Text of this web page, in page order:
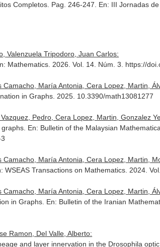
Completos. Pag. 246-247. En: III Jornadas
Valenzuela Tripodoro, Juan Carlos:
Mathematics . 2026. Vol. 14. Núm. 3. https://
María Antonia, Cera Lopez, Martin,
in Graphs. 2025. 10.3390/math13081277
Pedro, Cera Lopez, Martin, Gonzalez
En: Bulletin of the Malaysian
María Antonia, Cera Lopez, Martin,
WSEAS Transactions on Mathematics . 2024.
María Antonia, Cera Lopez, Martin,
in Graphs. En: Bulletin of the Iranian
Ramon, Del Valle, Alberto:
and layer innervation in the Drosophila optic